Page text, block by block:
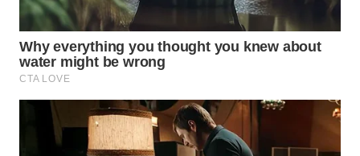
TANGERANG
WN
BINJAI
WN
CIREBON